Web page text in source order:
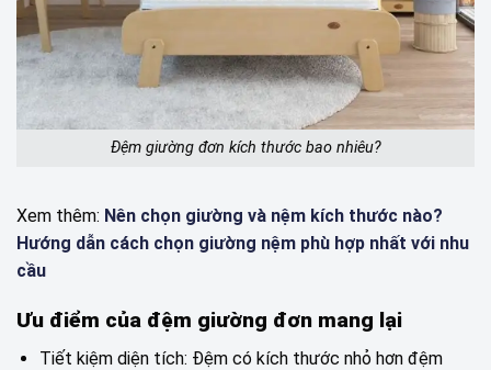
Đệm giường đơn kích thước bao nhiêu?
Xem thêm: Nên chọn giường và nệm kích thước nào?
Hướng dẫn cách chọn giường nệm phù hợp nhất với nhu
cầu
Ưu điểm của đệm giường đơn mang lại
Tiết kiệm diện tích: Đệm có kích thước nhỏ hơn đệm